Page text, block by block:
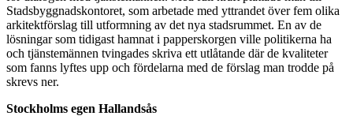
Stadsbyggnadskontoret, som arbetade med yttrandet över fem olika
arkitektförslag till utformning av det nya stadsrummet. En av de
lösningar som tidigast hamnat i papperskorgen ville politikerna ha
och tjänstemännen tvingades skriva ett utlåtande där de kvaliteter
som fanns lyftes upp och fördelarna med de förslag man trodde på
skrevs ner.
Stockholms egen Hallandsås